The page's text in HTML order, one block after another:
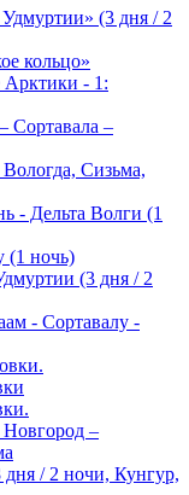
(3 дня / 2
кольцо»
- 1:
Сортавала –
Сизьма,
- Дельта Волги (1
(1 ночь)
(3 дня / 2
- Сортавалу -
–
/ 2 ночи, Кунгур,